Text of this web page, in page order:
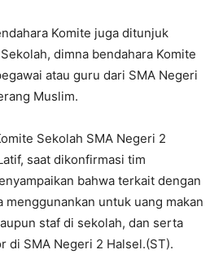
Komite juga ditunjuk
dimna bendahara Komite
atau guru dari SMA Negeri
Muslim.
Sekolah SMA Negeri 2
saat dikonfirmasi tim
bahwa terkait dengan
menggunankan untuk uang makan
staf di sekolah, dan serta
di SMA Negeri 2 Halsel.(ST).